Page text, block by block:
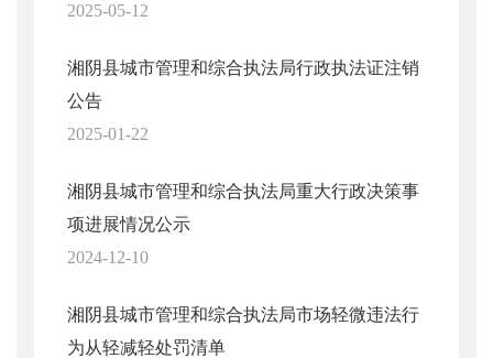
2025-05-12
湘阴县城市管理和综合执法局行政执法证注销
公告
2025-01-22
湘阴县城市管理和综合执法局重大行政决策事
项进展情况公示
2024-12-10
湘阴县城市管理和综合执法局市场轻微违法行
为从轻减轻处罚清单